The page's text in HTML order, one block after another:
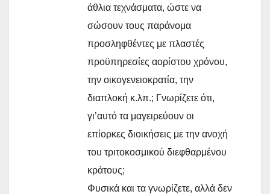
άθλια τεχνάσματα, ώστε να
σώσουν τους παράνομα
προσληφθέντες με πλαστές
προϋπηρεσίες αορίστου χρόνου,
την οικογενειοκρατία, την
διαπλοκή κ.λπ.; Γνωρίζετε ότι,
γι’αυτό τα μαγειρεύουν οι
επίορκες διοικήσεις με την ανοχή
του τριτοκοσμικού διεφθαρμένου
κράτους;
Φυσικά και τα γνωρίζετε, αλλά δεν